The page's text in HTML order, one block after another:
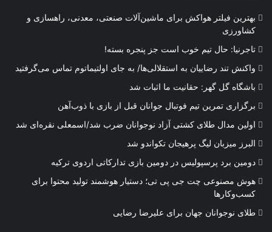
بهترین فیلتر هواکش برای ماشین‌آلات صنعتی، معدنی، راهسازی و
کشاورزی
تاجرنیا: حال تیم خوب است جز پنجره بسته!
واکنش تند رضاییان به استقلالی‌ها/ به جای اولتیماتوم تماس می‌گرفتید
باشگاه گل گهر: حقانیت ما اثبات شد
برگزاری تمرین تیم فوتبال جوانان قبل از بازی با ذوب‌آهن
اولین مدال طلای کشتی آزاد نوجوانان ضرب شد/اسمعلی نقره‌ای شد
البرز میزبان لیگ پرهیجان تکواندو شد
دومین برد پرسپولیس در دومین بازی تدارکاتی اردوی ترکیه
هوش مصنوعی چت جی پی تی؛ دستیار هوشمند تولید محتوا برای
کسب‌وکارها
طلای نوجوانان جهان برای علیرضا رضایی